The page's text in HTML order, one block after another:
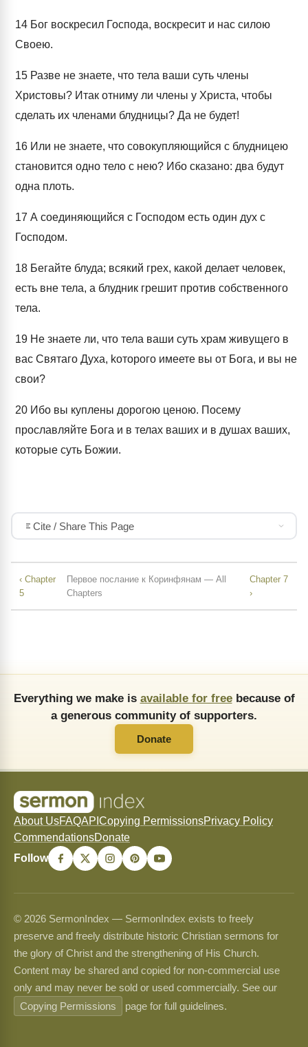
14 Бог воскресил Господа, воскресит и нас силою
Своею.
15 Разве не знаете, что тела ваши суть члены
Христовы? Итак отниму ли члены у Христа, чтобы
сделать их членами блудницы? Да не будет!
16 Или не знаете, что совокупляющийся с блудницею
становится одно тело с нею? Ибо сказано: два будут
одна плоть.
17 А соединяющийся с Господом есть один дух с
Господом.
18 Бегайте блуда; всякий грех, какой делает человек,
есть вне тела, а блудник грешит против собственного
тела.
19 Не знаете ли, что тела ваши суть храм живущего в
вас Святаго Духа, kоторого имеете вы от Бога, и вы не
свои?
20 Ибо вы куплены дорогою ценою. Посему
прославляйте Бога и в телах ваших и в душах ваших,
которые суть Божии.
Cite / Share This Page
‹ Chapter
5
Первое послание к Коринфянам — All
Chapters
Chapter 7
›
Everything we make is available for freebecause of
a generous community of supporters.
Donate
About UsFAQAPI Copying PermissionsPrivacy Policy
CommendationsDonate
Follow
© 2026 SermonIndex — SermonIndex exists to freely
preserve and freely distribute historic Christian sermons for
the glory of Christ and the strengthening of His Church.
Content may be shared and copied for non-commercial use
only and may never be sold or used commercially. See our
Copying Permissions
page for full guidelines.